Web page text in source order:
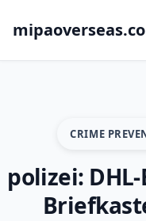
CRIME
polizei: